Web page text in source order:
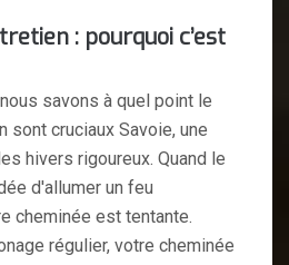
: pourquoi c’est
savons à quel point le
sont cruciaux Savoie, une
hivers rigoureux. Quand le
d'allumer un feu
cheminée est tentante.
régulier, votre cheminée